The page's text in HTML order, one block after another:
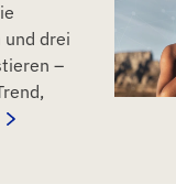
und drei
–